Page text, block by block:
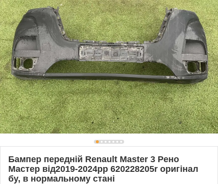
Бампер передній Renault Master 3 Рено
Мастер від2019-2024рр 620228205r оригінал
бу, в нормальному стані